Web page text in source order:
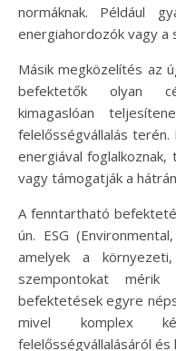
normáknak. Például
energiahordozók vagy a
Másik megközelítés az
befektetők olyan
kimagaslóan
felelősségvállalás terén.
energiával
vagy támogatják a
A fenntartható
ún. ESG
amelyek a
szempontokat
befektetések egyre
mivel komplex
felelősségvállalásáról